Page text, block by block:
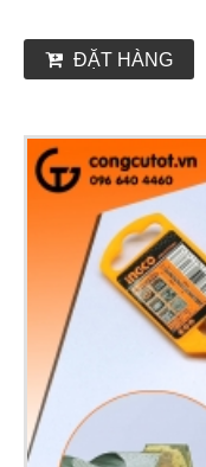
ĐẶT HÀNG